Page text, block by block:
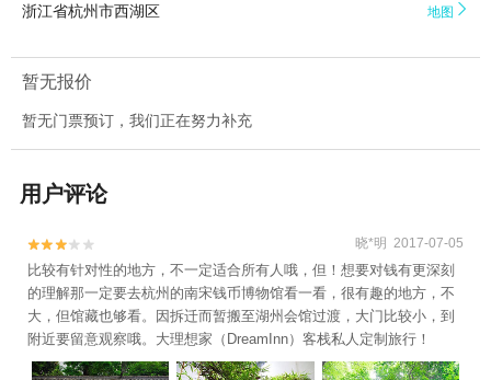
浙江省杭州市西湖区 地图 
暂无报价
暂无门票预订，我们正在努力补充
用户评论

 晓*明 2017-07-05
比较有针对性的地方，不一定适合所有人哦，但！想要对钱有更深刻
的理解那一定要去杭州的南宋钱币博物馆看一看，很有趣的地方，不
大，但馆藏也够看。因拆迁而暂搬至湖州会馆过渡，大门比较小，到
附近要留意观察哦。大理想家（DreamInn）客栈私人定制旅行！